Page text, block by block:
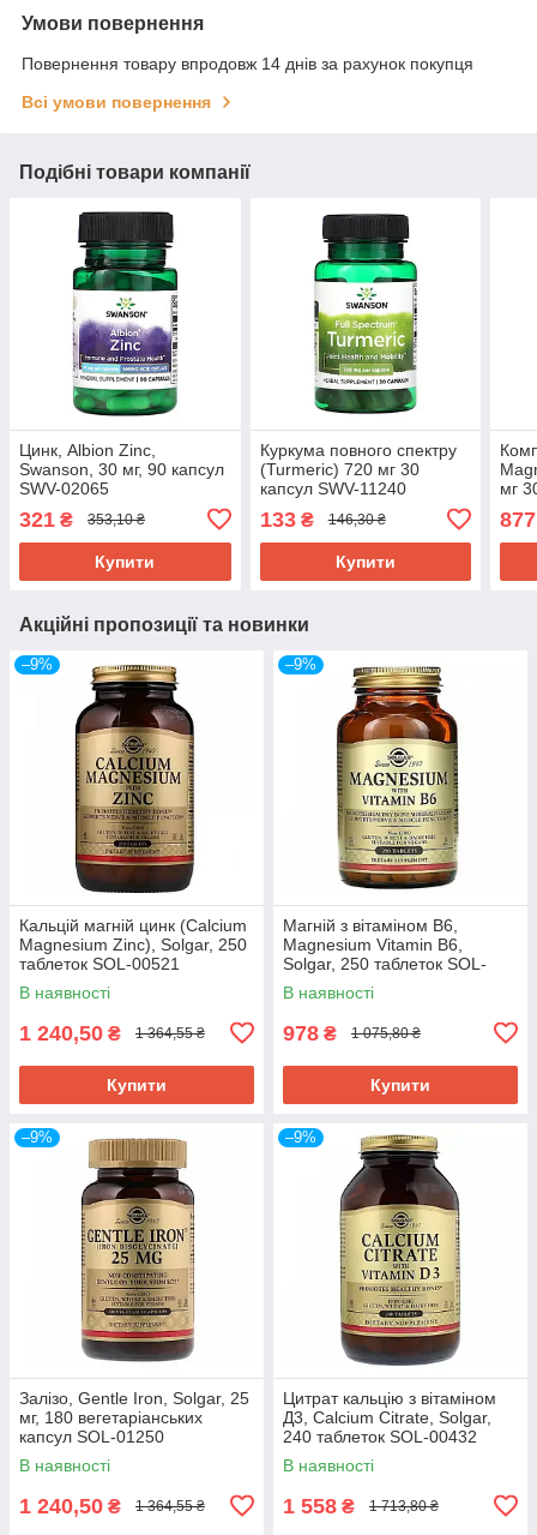
Умови повернення
Повернення товару впродовж 14 днів за рахунок покупця
Всі умови повернення
Подібні товари компанії
Цинк, Albion Zinc,
Swanson, 30 мг, 90 капсул
SWV-02065
321 ₴ 353,10 ₴
Купити
Куркума повного спектру
(Turmeric) 720 мг 30
капсул SWV-11240
133₴ 146,30 ₴
Купити
мг
Акційні пропозиції та новинки
–9%
Кальцій магній цинк (Calcium
Magnesium Zinc), Solgar, 250
таблеток SOL-00521
В наявності
1 240,50 ₴ 1 364,55 ₴
Купити
–9%
Магній з вітаміном В6,
Magnesium Vitamin B6,
Solgar, 250 таблеток SOL-
01721
В наявності
978 ₴ 1 075,80 ₴
Купити
–9%
Залізо, Gentle Iron, Solgar, 25
мг, 180 вегетаріанських
капсул SOL-01250
В наявності
1 240,50 ₴ 1 364,55 ₴
–9%
Цитрат кальцію з вітаміном
Д3, Calcium Citrate, Solgar,
240 таблеток SOL-00432
В наявності
1 558 ₴ 1 713,80 ₴